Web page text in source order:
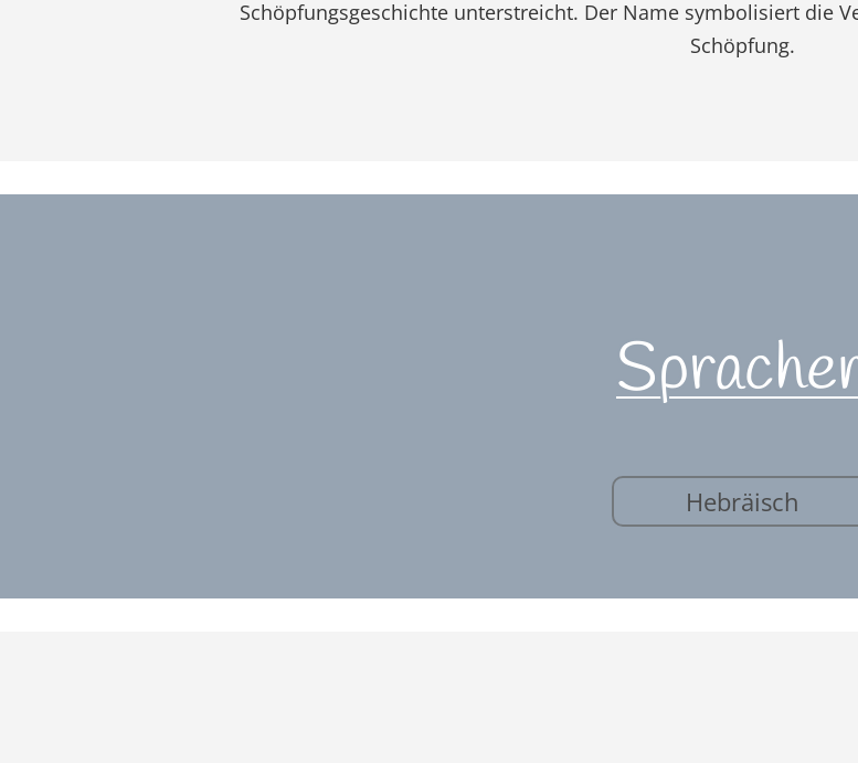
Schöpfungsgeschichte unterstreicht. Der Name symbolisiert die
Schöpfung.
Hebräisch